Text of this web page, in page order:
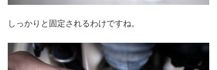
しっかりと固定されるわけですね。